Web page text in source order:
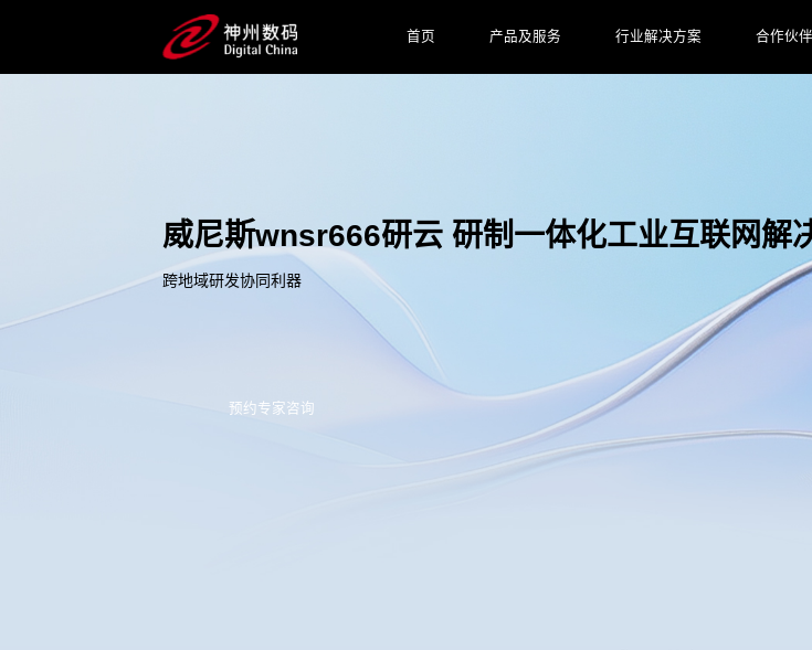
首页 产品及服务 行业解决方案 合作伙伴
威尼斯wnsr666研云 研制一体化工业互联网解
跨地域研发协同利器
预约专家咨询